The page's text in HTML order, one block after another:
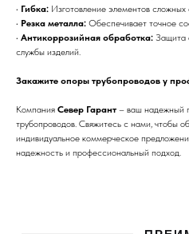
• Гибка: Изготовление элементов
• Резка металла: Обеспечивает точное
• Антикоррозийная обработка: Защита
службы изделий.
Закажите опоры трубопроводов у
Компания Север Гарант – ваш надежный
трубопроводов. Свяжитесь с нами, чтобы
индивидуальное коммерческое
надежность и профессиональный подход.